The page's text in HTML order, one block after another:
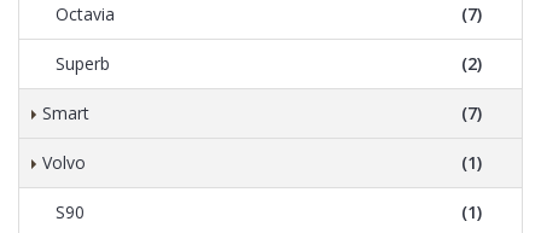
Octavia (7)
Superb (2)
Smart (7)
Volvo (1)
S90 (1)